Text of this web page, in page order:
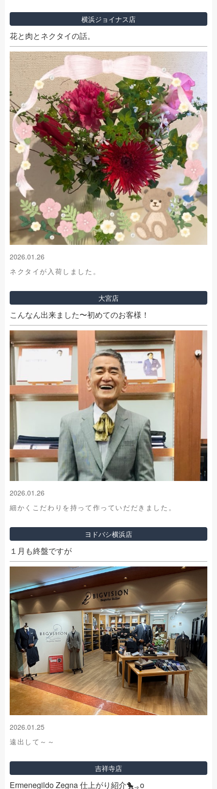
横浜ジョイナス店
花と肉とネクタイの話。
2026.01.26
ネクタイが入荷しました。
大宮店
こんなん出来ました〜初めてのお客様！
2026.01.26
細かくこだわりを持って作っていだだきました。
ヨドバシ横浜店
１月も終盤ですが
2026.01.25
遠出して～～
吉祥寺店
Ermenegildo Zegna 仕上がり紹介🐤.｡o